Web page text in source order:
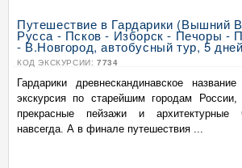
Путешествие в Гардарики (Вышний
Русса - Псков - Изборск - Печоры -
- В.Новгород, автобусный тур, 5
КОД ЭКСКУРСИИ: 7734
Гардарики древнескандинавское
экскурсия по старейшим городам
прекрасные пейзажи и архитектурные
навсегда. А в финале путешествия ...